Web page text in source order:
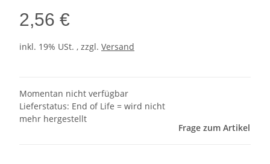
2,56 €
inkl. 19% USt. , zzgl. Versand
Momentan nicht verfügbar
Lieferstatus: End of Life = wird nicht
mehr hergestellt
Frage zum Artikel